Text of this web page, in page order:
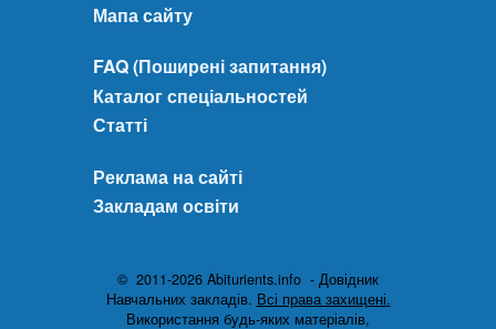
Мапа сайту
FAQ (Поширені запитання)
Каталог спеціальностей
Статті
Реклама на сайті
Закладам освіти
© 2011-2026 Abiturients.info - Довідник
Навчальних закладів. Всі права захищені.
Використання будь-яких матеріалів,